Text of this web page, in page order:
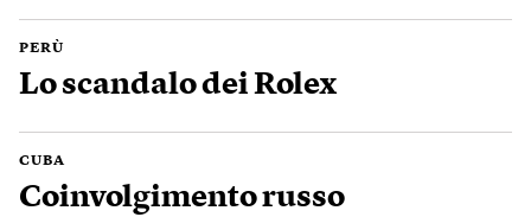
PERÙ
Lo scandalo dei Rolex
CUBA
Coinvolgimento russo